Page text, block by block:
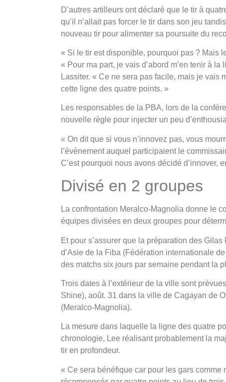
D’autres artilleurs ont déclaré que le tir à
qu’il n’allait pas forcer le tir dans son jeu
nouveau tir pour alimenter sa poursuite du
« Si le tir est disponible, pourquoi pas ? Mais
« Pour ma part, je vais d’abord m’en tenir à
Lassiter. « Ce ne sera pas facile, mais je vais
cette ligne des quatre points. »
Les responsables de la PBA, lors de la
nouvelle règle pour injecter un peu
« On dit que si vous n’innovez pas, vous
l’événement auquel participaient le
C’est pourquoi nous avons décidé d’innover,
Divisé en 2 groupes
La confrontation Meralco-Magnolia donne le
équipes divisées en deux groupes pour
Et pour s’assurer que la préparation des
d’Asie de la Fiba (Fédération internationale
des matchs six jours par semaine pendant la
Trois dates à l’extérieur de la ville sont
Shine), août. 31 dans la ville de Cagayan de
(Meralco-Magnolia).
La mesure dans laquelle la ligne des quatre
chronologie, Lee réalisant probablement la
tir en profondeur.
« Ce sera bénéfique car pour les gars comme